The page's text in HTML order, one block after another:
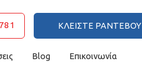
ΚΛΕΙΣΤΕ ΡΑΝΤΕΒΟΥ
Blog Επικοινωνία